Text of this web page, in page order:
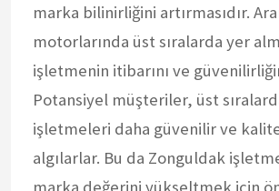
marka bilinirliğini artırmasıdır.
motorlarında üst sıralarda yer
işletmenin itibarını ve
Potansiyel müşteriler, üst
işletmeleri daha güvenilir ve
algılarlar. Bu da Zonguldak
marka değerini yükseltmek için